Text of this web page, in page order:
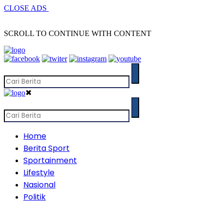
CLOSE ADS
SCROLL TO CONTINUE WITH CONTENT
✖
Home
Berita Sport
Sportainment
Lifestyle
Nasional
Politik